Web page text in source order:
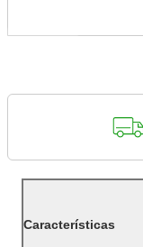
Características